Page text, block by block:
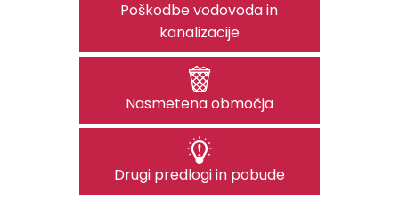
Poškodbe vodovoda in
kanalizacije
Nasmetena območja
Drugi predlogi in pobude